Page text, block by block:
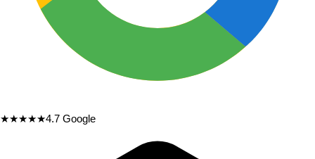
★★★★★4.7 Google